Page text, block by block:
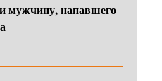
мужчину, напавшего